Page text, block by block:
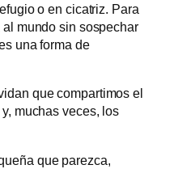
o en cicatriz. Para
mundo sin sospechar
una forma de
que compartimos el
muchas veces, los
que parezca,